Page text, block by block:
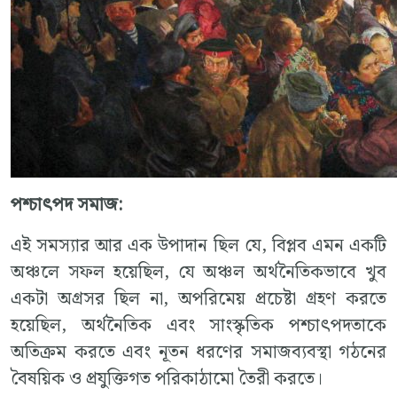
পশ্চাৎপদসমাজ:
এই সমস্যার আর এক উপাদান ছিল যে, বিপ্লব এমন একটি
অঞ্চলে সফল হয়েছিল, যে অঞ্চল অর্থনৈতিকভাবে খুব
একটা অগ্রসর ছিল না, অপরিমেয় প্রচেষ্টা গ্রহণ করতে
হয়েছিল, অর্থনৈতিক এবং সাংস্কৃতিক পশ্চাৎপদতাকে
অতিক্রম করতে এবং নূতন ধরণের সমাজব্যবস্থা গঠনের
বৈষয়িক ও প্রযুক্তিগত পরিকাঠামো তৈরী করতে।